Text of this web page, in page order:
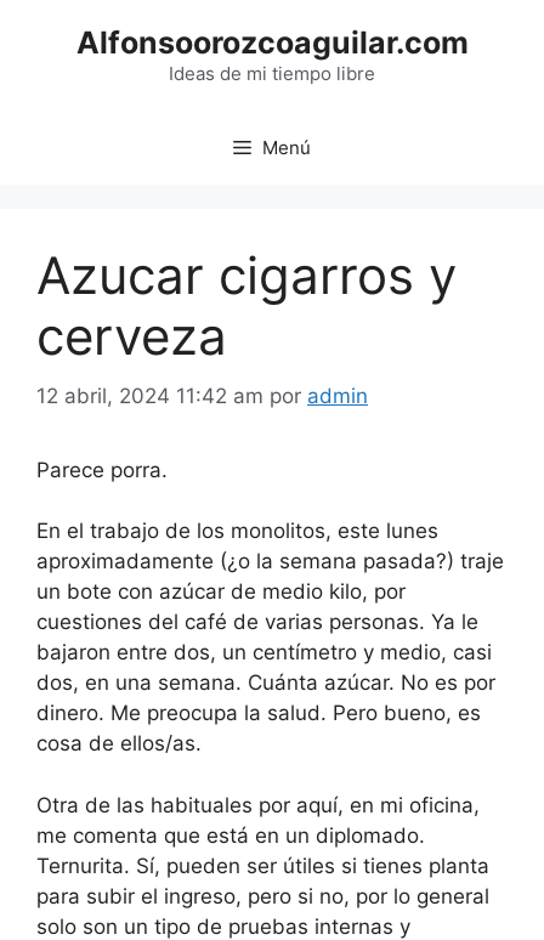
Alfonsoorozcoaguilar.com
Ideas de mi tiempo libre
Menú
Azucar cigarros y
cerveza
12 abril, 2024 11:42 am por admin
Parece porra.
En el trabajo de los monolitos, este lunes
aproximadamente (¿o la semana pasada?) traje
un bote con azúcar de medio kilo, por
cuestiones del café de varias personas. Ya le
bajaron entre dos, un centímetro y medio, casi
dos, en una semana. Cuánta azúcar. No es por
dinero. Me preocupa la salud. Pero bueno, es
cosa de ellos/as.
Otra de las habituales por aquí, en mi oficina,
me comenta que está en un diplomado.
Ternurita. Sí, pueden ser útiles si tienes planta
para subir el ingreso, pero si no, por lo general
solo son un tipo de pruebas internas y